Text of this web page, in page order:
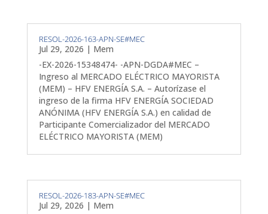
RESOL-2026-163-APN-SE#MEC
Jul 29, 2026 | Mem
-EX-2026-15348474- -APN-DGDA#MEC –
Ingreso al MERCADO ELÉCTRICO MAYORISTA
(MEM) – HFV ENERGÍA S.A. – Autorízase el
ingreso de la firma HFV ENERGÍA SOCIEDAD
ANÓNIMA (HFV ENERGÍA S.A.) en calidad de
Participante Comercializador del MERCADO
ELÉCTRICO MAYORISTA (MEM)
RESOL-2026-183-APN-SE#MEC
Jul 29, 2026 | Mem